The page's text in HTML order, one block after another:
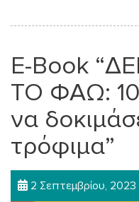
E-Book
ΤΟ ΦΑΩ:
να
τρόφιμα”
2 Σεπτεμβρίου, 2023